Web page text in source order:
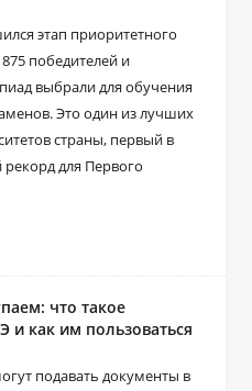
этап приоритетного
победителей и
выбрали для обучения
Это один из лучших
страны, первый в
для Первого
что такое
и как им пользоваться
подавать документы в